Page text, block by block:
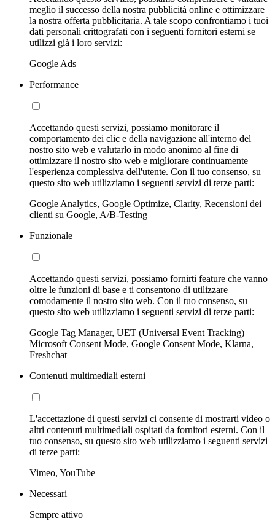
meglio il successo della nostra pubblicità online e ottimizzare
la nostra offerta pubblicitaria. A tale scopo confrontiamo i tuoi
dati personali crittografati con i seguenti fornitori esterni se
utilizzi già i loro servizi:
Google Ads
Performance
Accettando questi servizi, possiamo monitorare il
comportamento dei clic e della navigazione all'interno del
nostro sito web e valutarlo in modo anonimo al fine di
ottimizzare il nostro sito web e migliorare continuamente
l'esperienza complessiva dell'utente. Con il tuo consenso, su
questo sito web utilizziamo i seguenti servizi di terze parti:
Google Analytics, Google Optimize, Clarity, Recensioni dei
clienti su Google, A/B-Testing
Funzionale
Accettando questi servizi, possiamo fornirti feature che vanno
oltre le funzioni di base e ti consentono di utilizzare
comodamente il nostro sito web. Con il tuo consenso, su
questo sito web utilizziamo i seguenti servizi di terze parti:
Google Tag Manager, UET (Universal Event Tracking)
Microsoft Consent Mode, Google Consent Mode, Klarna,
Freshchat
Contenuti multimediali esterni
L'accettazione di questi servizi ci consente di mostrarti video o
altri contenuti multimediali ospitati da fornitori esterni. Con il
tuo consenso, su questo sito web utilizziamo i seguenti servizi
di terze parti:
Vimeo, YouTube
Necessari
Sempre attivo